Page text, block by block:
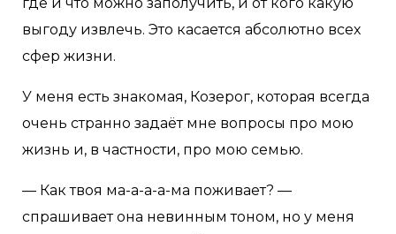
выгоду извлечь. Это касается абсолютно всех
сфер жизни.
У меня есть знакомая, Козерог, которая всегда
очень странно задаёт мне вопросы про мою
жизнь и, в частности, про мою семью.
— Как твоя ма-а-а-а-ма поживает? —
спрашивает она невинным тоном, но у меня